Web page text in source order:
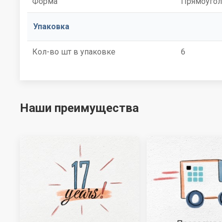
Упаковка
Кол-во шт в упаковке 6
Наши преимущества